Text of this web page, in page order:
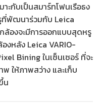
าะกับเป็นสมาร์ทโฟนเรือธง
พัฒนาร่วมกับ Leica
ล้องจะมีการออกแบบสุดหรู
งหลัง Leica VARIO-
Bining ในเซ็นเซอร์ ที่จะ
ให้ภาพสว่าง และเก็บ
น